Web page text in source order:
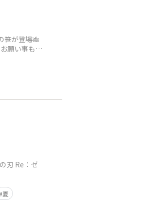
笹が登場🎋
願い事もち
刃 Re：ゼ
夏